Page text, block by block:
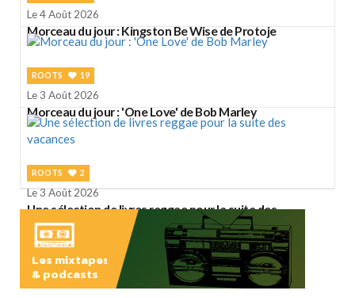
Le 4 Août 2026
Morceau du jour : Kingston Be Wise de Protoje
ROOTS 19
Le 3 Août 2026
Morceau du jour : 'One Love' de Bob Marley
ROOTS 2
Le 3 Août 2026
Une sélection de livres reggae pour la suite des
vacances
Les mixtapes
& podcasts